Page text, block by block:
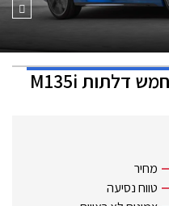
מחיר
טווח נסיעה